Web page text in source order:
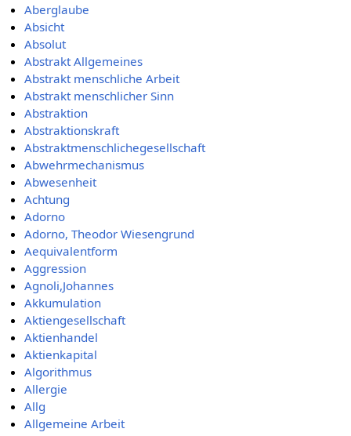
Aberglaube
Absicht
Absolut
Abstrakt Allgemeines
Abstrakt menschliche Arbeit
Abstrakt menschlicher Sinn
Abstraktion
Abstraktionskraft
Abstraktmenschlichegesellschaft
Abwehrmechanismus
Abwesenheit
Achtung
Adorno
Adorno, Theodor Wiesengrund
Aequivalentform
Aggression
Agnoli,Johannes
Akkumulation
Aktiengesellschaft
Aktienhandel
Aktienkapital
Algorithmus
Allergie
Allg
Allgemeine Arbeit